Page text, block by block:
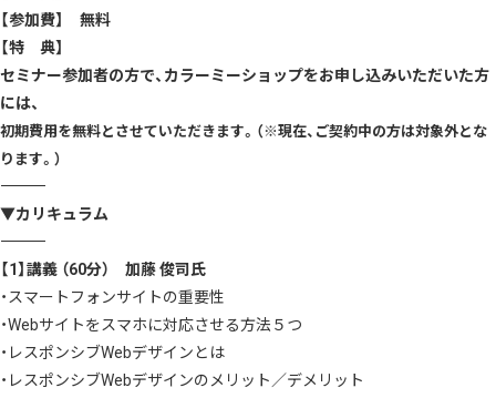
【参加費】 無料
【特 典】
セミナー参加者の方で、カラーミーショップをお申し込みいただいた方
には、
初期費用を無料とさせていただきます。（ ※現在、ご契約中の方は対象外とな
ります。）
――――――――――――――――――――――――――――――――――――――
▼カリキュラム
――――――――――――――――――――――――――――――――――――――
【1】講義 （60分） 加藤 俊司氏
・スマートフォンサイトの重要性
・Webサイトをスマホに対応させる方法５つ
・レスポンシブWebデザインとは
・レスポンシブWebデザインのメリット／デメリット